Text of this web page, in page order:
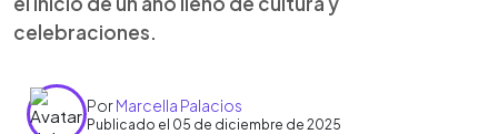
celebraciones.
PorMarcella Palacios
Publicado el 05 de diciembre de 2025